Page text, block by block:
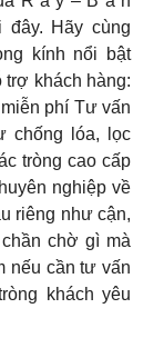
đây. Hãy cùng
kính nổi bật
trợ khách hàng:
phí Tư vấn
chống lóa, lọc
tròng cao cấp
nghiệp về
riêng như cận,
chờ gì mà
nếu cần tư vấn
khách yêu